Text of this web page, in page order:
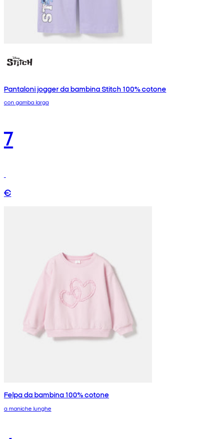
Pantaloni jogger da bambina Stitch 100% cotone
con gamba larga
7
€
Felpa da bambina 100% cotone
a maniche lunghe